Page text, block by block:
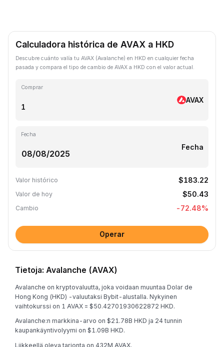
Calculadora histórica de AVAX a HKD
Descubre cuánto valía tu AVAX (Avalanche) en HKD en cualquier fecha
pasada y compara el tipo de cambio de AVAX a HKD con el valor actual.
Comprar
AVAX
Fecha
Fecha
Valor histórico $183.22
Valor de hoy $50.43
Cambio -72.48%
Operar
Tietoja: Avalanche (AVAX)
Avalanche on kryptovaluutta, joka voidaan muuntaa Dolar de
Hong Kong (HKD) -valuutaksi Bybit-alustalla. Nykyinen
vaihtokurssi on 1 AVAX = $50.42701930622872 HKD.
Avalanche:n markkina-arvo on $21.78B HKD ja 24 tunnin
kaupankäyntivolyymi on $1.09B HKD.
Liikkeellä oleva tarjonta on 432M AVAX.